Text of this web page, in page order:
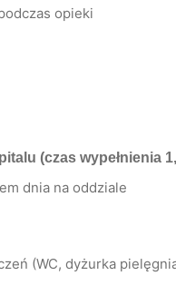
opieki
(czas wypełnienia
dnia na oddziale
(WC, dyżurka